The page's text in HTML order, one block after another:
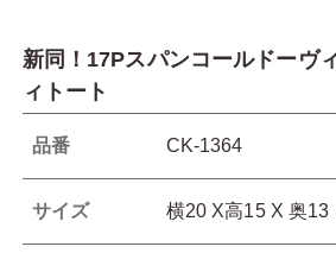
新同！17Pスパンコールドーヴ
ィトート
品番 CK-1364
サイズ 横20 X高15 X 奥